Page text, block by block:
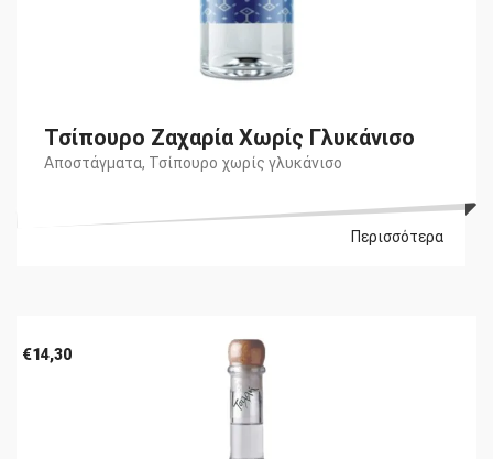
Τσίπουρο Ζαχαρία Χωρίς Γλυκάνισο
Αποστάγματα, Τσίπουρο χωρίς γλυκάνισο
Περισσότερα
€14,30